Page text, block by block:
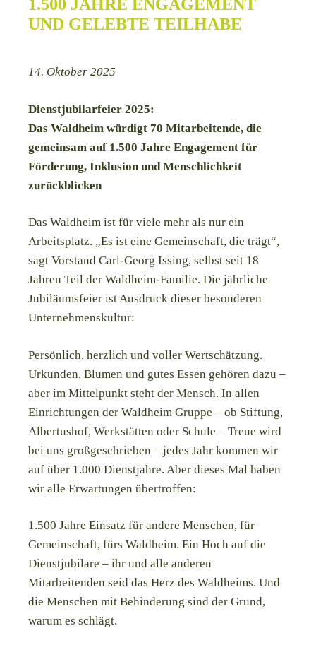
1.500 JAHRE ENGAGEMENT
UND GELEBTE TEILHABE
14. Oktober 2025
Dienstjubilarfeier 2025:
Das Waldheim würdigt 70 Mitarbeitende, die
gemeinsam auf 1.500 Jahre Engagement für
Förderung, Inklusion und Menschlichkeit
zurückblicken
Das Waldheim ist für viele mehr als nur ein
Arbeitsplatz. „Es ist eine Gemeinschaft, die trägt“,
sagt Vorstand Carl-Georg Issing, selbst seit 18
Jahren Teil der Waldheim-Familie. Die jährliche
Jubiläumsfeier ist Ausdruck dieser besonderen
Unternehmenskultur:
Persönlich, herzlich und voller Wertschätzung.
Urkunden, Blumen und gutes Essen gehören dazu –
aber im Mittelpunkt steht der Mensch. In allen
Einrichtungen der Waldheim Gruppe – ob Stiftung,
Albertushof, Werkstätten oder Schule – Treue wird
bei uns großgeschrieben – jedes Jahr kommen wir
auf über 1.000 Dienstjahre. Aber dieses Mal haben
wir alle Erwartungen übertroffen:
1.500 Jahre Einsatz für andere Menschen, für
Gemeinschaft, fürs Waldheim. Ein Hoch auf die
Dienstjubilare – ihr und alle anderen
Mitarbeitenden seid das Herz des Waldheims. Und
die Menschen mit Behinderung sind der Grund,
warum es schlägt.